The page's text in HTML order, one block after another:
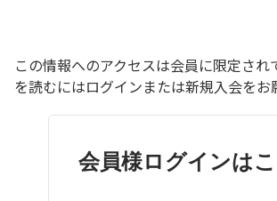
この情報へのアクセスは会員に限定され
を読むにはログインまたは新規入会をお
会員様ログインは